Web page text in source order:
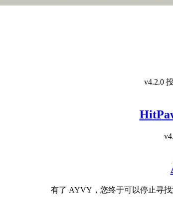
v4.2.0
有了 AYVY，您终于可以停止寻